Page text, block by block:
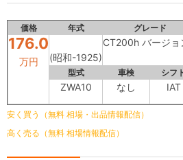
価格 年式 グレード
176.0
万円 (昭和-1925)
CT200h バージョ
型式 車検 シフ
ZWA10 なし IAT
安く買う（無料 相場・出品情報配信）
高く売る（無料 相場情報配信）